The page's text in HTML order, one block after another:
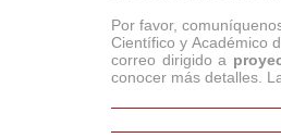
Por favor,
Científico y Académico
correo dirigido a
conocer más detalles.